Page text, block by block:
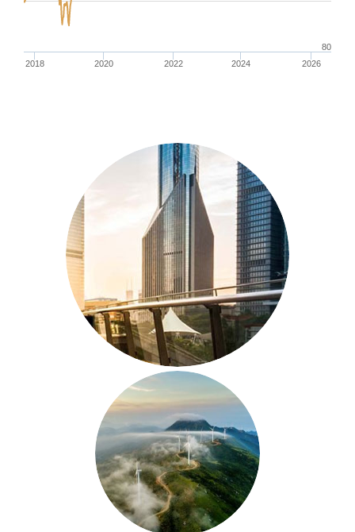
2018 2020 2022 2024 2026
80